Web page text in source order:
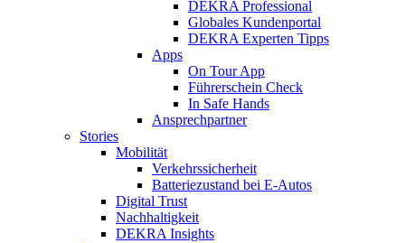
DEKRA Professional
Globales Kundenportal
DEKRA Experten Tipps
Apps
On Tour App
Führerschein Check
In Safe Hands
Ansprechpartner
Stories
Mobilität
Verkehrssicherheit
Batteriezustand bei E-Autos
Digital Trust
Nachhaltigkeit
DEKRA Insights